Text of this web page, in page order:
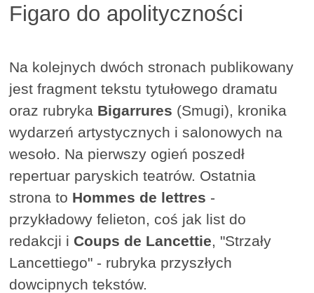
Figaro do apolityczności
Na kolejnych dwóch stronach publikowany
jest fragment tekstu tytułowego dramatu
oraz rubryka Bigarrures (Smugi), kronika
wydarzeń artystycznych i salonowych na
wesoło. Na pierwszy ogień poszedł
repertuar paryskich teatrów. Ostatnia
strona to Hommes de lettres -
przykładowy felieton, coś jak list do
redakcji i Coups de Lancettie, "Strzały
Lancettiego" - rubryka przyszłych
dowcipnych tekstów.